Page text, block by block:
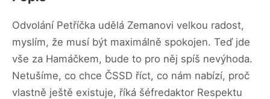
Odvolání Petříčka udělá Zemanovi velkou radost,
myslím, že musí být maximálně spokojen. Teď jde
vše za Hamáčkem, bude to pro něj spíš nevýhoda.
Netušíme, co chce ČSSD říct, co nám nabízí, proč
vlastně ještě existuje, říká šéfredaktor Respektu